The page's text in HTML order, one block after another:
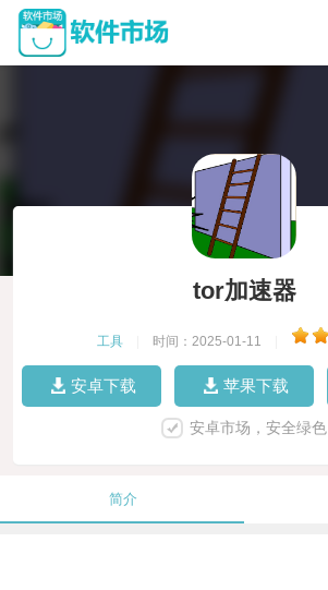
tor加速器
工具 时间：2025-01-11
安卓下载 苹果下载
安卓市场，安全绿色
简介